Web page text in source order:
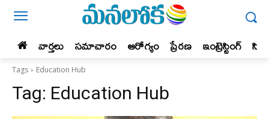
వార్తలు సమాచారం ఆరోగ్యం ప్రేర‌ణ‌ ఇంట్రెస్టింగ్‌
Tags Education Hub
Tag: Education Hub